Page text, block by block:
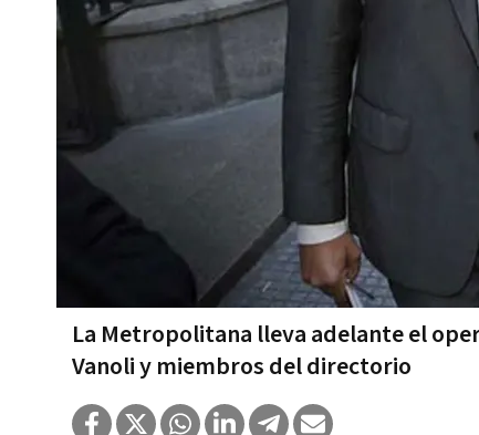
La Metropolitana lleva adelante el
Vanoli y miembros del directorio